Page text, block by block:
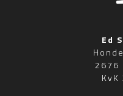
Ed
2676